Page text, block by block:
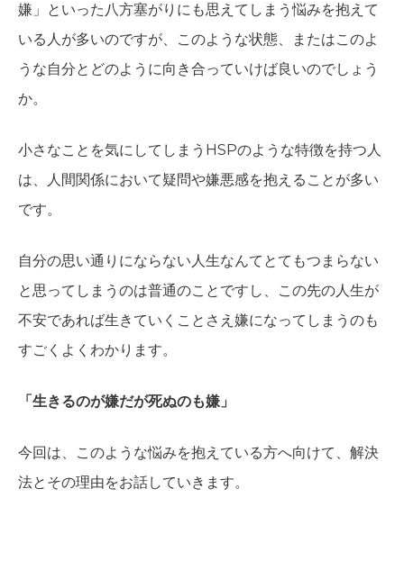
嫌」といった八方塞がりにも思えてしまう悩みを抱えて
いる人が多いのですが、このような状態、またはこのよ
うな自分とどのように向き合っていけば良いのでしょう
か。
小さなことを気にしてしまうHSPのような特徴を持つ人
は、人間関係において疑問や嫌悪感を抱えることが多い
です。
自分の思い通りにならない人生なんてとてもつまらない
と思ってしまうのは普通のことですし、この先の人生が
不安であれば生きていくことさえ嫌になってしまうのも
すごくよくわかります。
「生きるのが嫌だが死ぬのも嫌」
今回は、このような悩みを抱えている方へ向けて、解決
法とその理由をお話していきます。